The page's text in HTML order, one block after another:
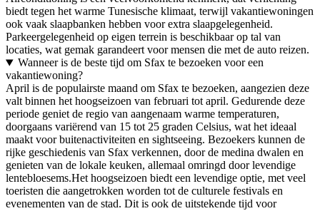
biedt tegen het warme Tunesische klimaat, terwijl vakantiewoningen
ook vaak slaapbanken hebben voor extra slaapgelegenheid.
Parkeergelegenheid op eigen terrein is beschikbaar op tal van
locaties, wat gemak garandeert voor mensen die met de auto reizen.
Wanneer is de beste tijd om Sfax te bezoeken voor een
vakantiewoning?
April is de populairste maand om Sfax te bezoeken, aangezien deze
valt binnen het hoogseizoen van februari tot april. Gedurende deze
periode geniet de regio van aangenaam warme temperaturen,
doorgaans variërend van 15 tot 25 graden Celsius, wat het ideaal
maakt voor buitenactiviteiten en sightseeing. Bezoekers kunnen de
rijke geschiedenis van Sfax verkennen, door de medina dwalen en
genieten van de lokale keuken, allemaal omringd door levendige
lentebloesems.Het hoogseizoen biedt een levendige optie, met veel
toeristen die aangetrokken worden tot de culturele festivals en
evenementen van de stad. Dit is ook de uitstekende tijd voor